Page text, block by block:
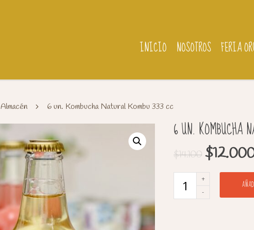
INICIO NOSOTROS FERIA
Almacén 6 un. Kombucha Natural Kombu 333 cc
6 UN. KOMBUCHA
$14.100 $